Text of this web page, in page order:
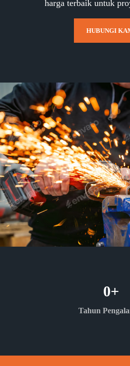
harga terbaik untuk
HUBUNGI
Tahun
0+